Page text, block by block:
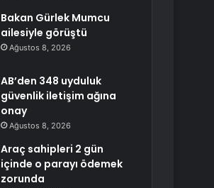
Bakan Gürlek Mumcu
ailesiyle görüştü
Ağustos 8, 2026
AB’den 348 uyduluk
güvenlik iletişim ağına
onay
Ağustos 8, 2026
Araç sahipleri 2 gün
içinde o parayı ödemek
zorunda